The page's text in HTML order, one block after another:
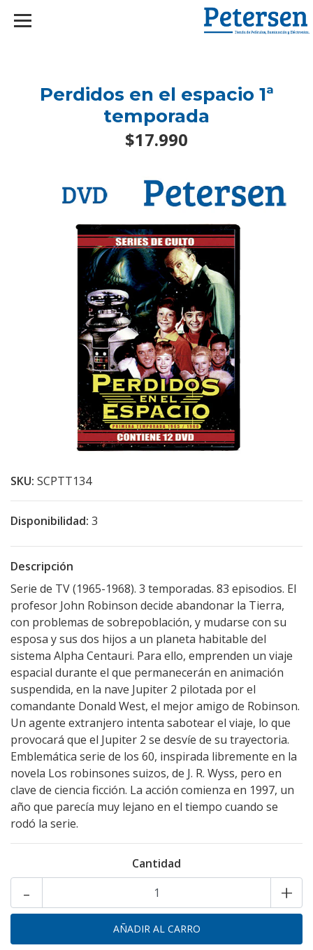
Perdidos en el espacio 1ª
temporada
$17.990
SKU: SCPTT134
Disponibilidad: 3
Descripción
Serie de TV (1965-1968). 3 temporadas. 83 episodios. El
profesor John Robinson decide abandonar la Tierra,
con problemas de sobrepoblación, y mudarse con su
esposa y sus dos hijos a un planeta habitable del
sistema Alpha Centauri. Para ello, emprenden un viaje
espacial durante el que permanecerán en animación
suspendida, en la nave Jupiter 2 pilotada por el
comandante Donald West, el mejor amigo de Robinson.
Un agente extranjero intenta sabotear el viaje, lo que
provocará que el Jupiter 2 se desvíe de su trayectoria.
Emblemática serie de los 60, inspirada libremente en la
novela Los robinsones suizos, de J. R. Wyss, pero en
clave de ciencia ficción. La acción comienza en 1997, un
año que parecía muy lejano en el tiempo cuando se
rodó la serie.
Cantidad
+
-